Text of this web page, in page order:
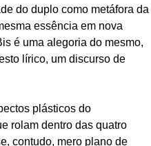
do duplo como metáfora da
essência em nova
é uma alegoria do mesmo,
lírico, um discurso de
plásticos do
rolam dentro das quatro
contudo, mero plano de